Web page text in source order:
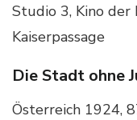
Studio 3, Kino der
Kaiserpassage
Die Stadt ohne
Österreich 1924,